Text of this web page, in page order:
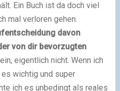
Ein Buch ist da doch viel
mal verloren gehen.
davon
von dir bevorzugten
eigentlich nicht. Wenn ich
wichtig und super
ich es unbedingt als reales